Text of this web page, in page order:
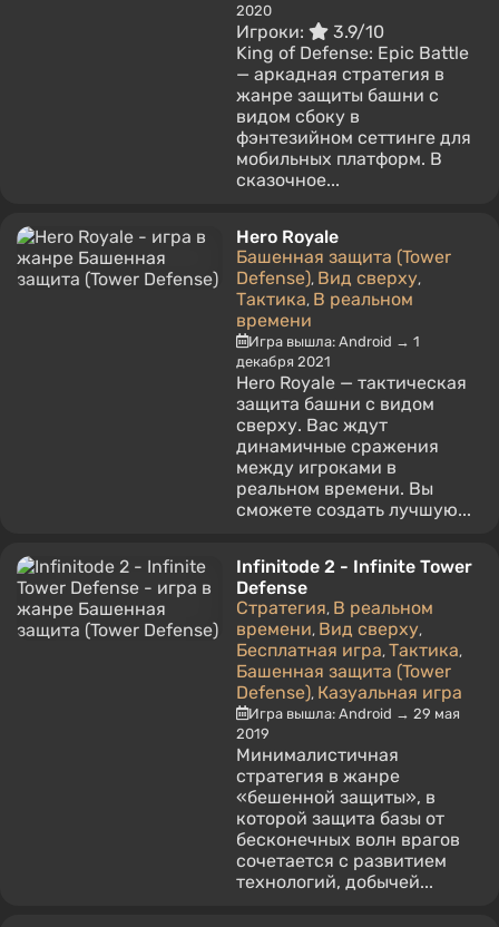
2020
Игроки:
3.9/10
King of Defense: Epic Battle
— аркадная стратегия в
жанре защиты башни с
видом сбоку в
фэнтезийном сеттинге для
мобильных платформ. В
сказочное...
Hero Royale
Башенная защита (Tower
Defense), Вид сверху,
Тактика, В реальном
времени
Игра вышла: Android → 1
декабря 2021
Hero Royale — тактическая
защита башни с видом
сверху. Вас ждут
динамичные сражения
между игроками в
реальном времени. Вы
сможете создать лучшую...
Infinitode 2 - Infinite Tower
Defense
Стратегия, В реальном
времени, Вид сверху,
Бесплатная игра, Тактика,
Башенная защита (Tower
Defense), Казуальная игра
Игра вышла: Android → 29 мая
2019
Минималистичная
стратегия в жанре
«бешенной защиты», в
которой защита базы от
бесконечных волн врагов
сочетается с развитием
технологий, добычей...